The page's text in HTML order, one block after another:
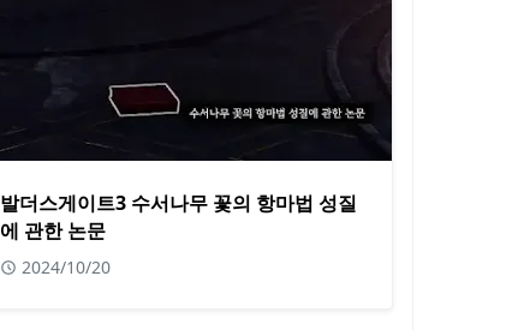
발더스게이트3 수서나무 꽃의 항마법 성질
에 관한 논문
2024/10/20